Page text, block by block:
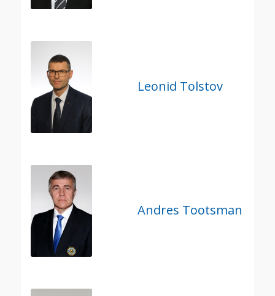
Leonid Tolstov
Andres Tootsman